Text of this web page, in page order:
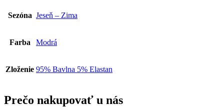
Sezóna Jeseň – Zima
Farba Modrá
Zloženie 95% Bavlna 5% Elastan
Prečo nakupovať u nás